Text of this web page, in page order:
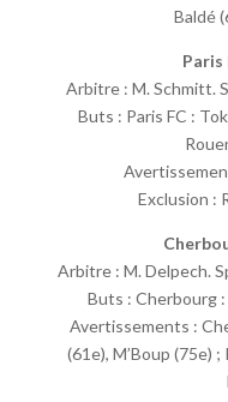
Baldé
Paris
Arbitre : M. Schmitt.
Buts : Paris FC :
Exclusion :
Arbitre : M. Delpech.
Buts : Cherbourg
Avertissements :
(61e), M’Boup (75e)